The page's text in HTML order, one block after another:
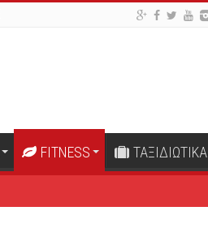
FITNESS ΤΑΞΙΔΙΩΤΙΚΑ